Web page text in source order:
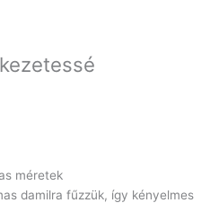
méretek
damilra fűzzük, így kényelmes